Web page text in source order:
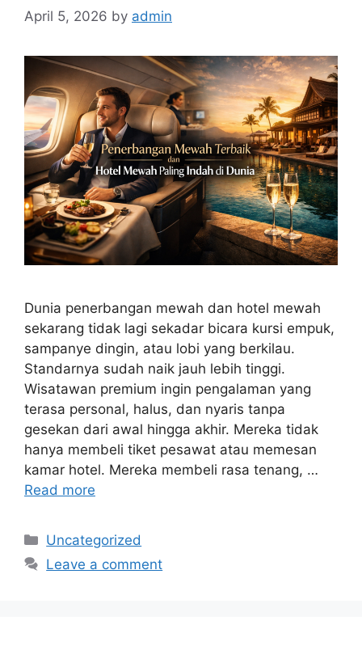
April 5, 2026 by admin
Dunia penerbangan mewah dan hotel mewah
sekarang tidak lagi sekadar bicara kursi empuk,
sampanye dingin, atau lobi yang berkilau.
Standarnya sudah naik jauh lebih tinggi.
Wisatawan premium ingin pengalaman yang
terasa personal, halus, dan nyaris tanpa
gesekan dari awal hingga akhir. Mereka tidak
hanya membeli tiket pesawat atau memesan
kamar hotel. Mereka membeli rasa tenang, …
Read more
Categories
Uncategorized
Leave a comment